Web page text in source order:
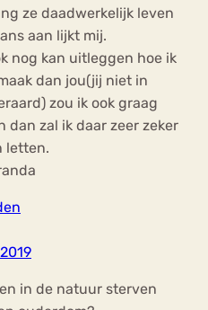
ze daadwerkelijk leven
aan lijkt mij.
nog kan uitleggen hoe ik
dan jou(jij niet in
zou ik ook graag
dan zal ik daar zeer zeker
letten.
in de natuur sterven